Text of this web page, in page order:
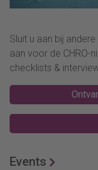
Sluit u aan bij
aan voor de CHRO-
checklists &
Events